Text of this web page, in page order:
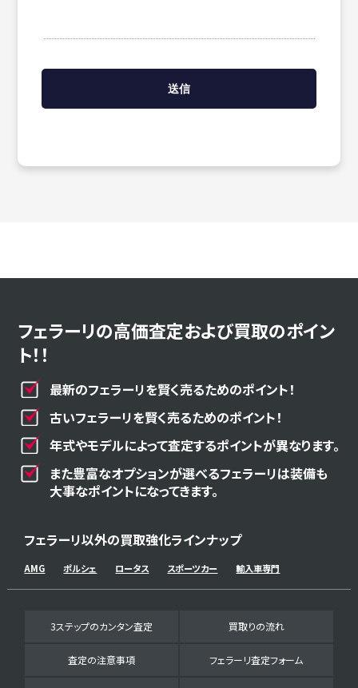
フェラーリの高価査定および買取のポイン
ト！！
最新のフェラーリを賢く売るためのポイント！
古いフェラーリを賢く売るためのポイント！
年式やモデルによって査定するポイントが異なります。
また豊富なオプションが選べるフェラーリは装備も
大事なポイントになってきます。
フェラーリ以外の買取強化ラインナップ
AMG ポルシェ ロータス スポーツカー 輸入車専門
3ステップのカンタン査定 買取りの流れ
査定の注意事項 フェラーリ査定フォーム